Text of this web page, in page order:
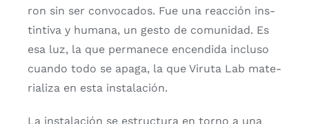
ron sin ser con­vo­ca­dos. Fue una reac­ción ins­
tin­ti­va y huma­na, un ges­to de comu­ni­dad. Es
esa luz, la que per­ma­ne­ce encen­di­da inclu­so
cuan­do todo se apa­ga, la que Viru­ta Lab mate­
ria­li­za en esta ins­ta­la­ción.
La ins­ta­la­ción se estruc­tu­ra en torno a una